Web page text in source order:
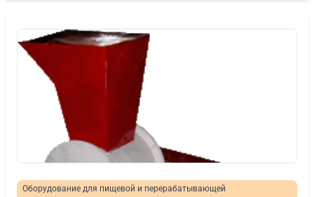
Оборудование для пищевой и перерабатывающей